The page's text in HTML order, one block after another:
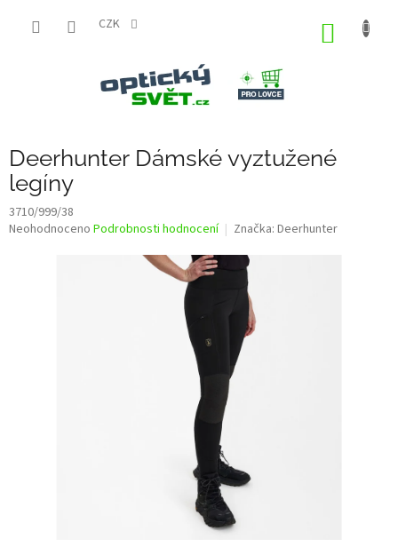
CZK
Deerhunter Dámské vyztužené
legíny
3710/999/38
Průměrné
Neohodnoceno Podrobnosti hodnocení Značka: Deerhunter